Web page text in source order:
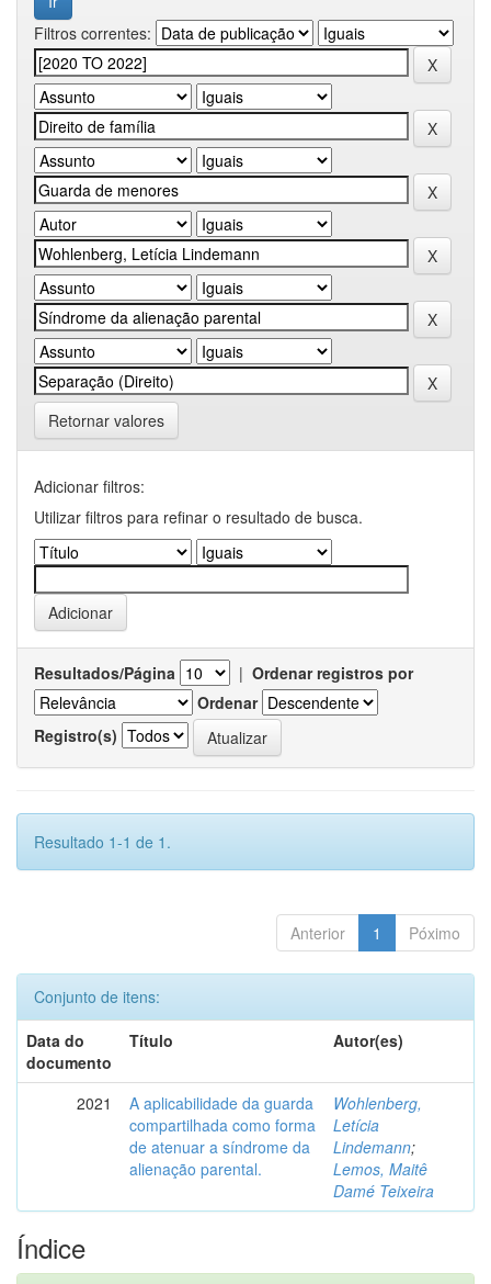
Filtros correntes:
Retornar valores
Adicionar filtros:
Utilizar filtros para refinar o resultado de busca.
Resultados/Página | Ordenar registros por
Ordenar
Registro(s)
Resultado 1-1 de 1.
Anterior 1 Póximo
Conjunto de itens:
Data do
documento
Título Autor(es)
2021
A aplicabilidade da guarda
compartilhada como forma
de atenuar a síndrome da
alienação parental.
Wohlenberg,
Letícia
Lindemann;
Lemos, Maitê
Damé Teixeira
Índice